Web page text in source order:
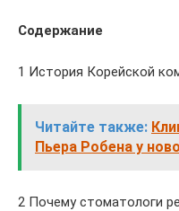
Содержание
1 История Корейской
Читайте также:
Пьера Робена у
2 Почему стоматологи